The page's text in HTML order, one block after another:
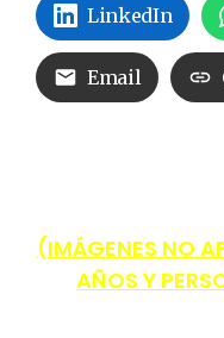
LinkedIn
Email
(IMÁGENES NO
AÑOS Y